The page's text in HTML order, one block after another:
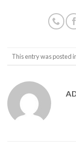
This entry was posted